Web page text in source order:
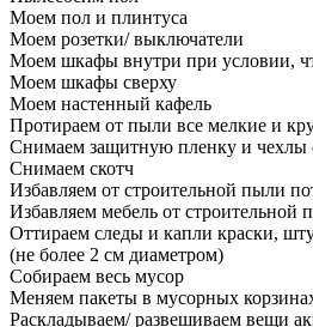
Моем пол и плинтуса
Моем розетки/ выключатели
Моем шкафы внутри при условии,
Моем шкафы сверху
Моем настенный кафель
Протираем от пыли все мелкие и
Снимаем защитную пленку и чехлы
Снимаем скотч
Избавляем от строительной пыли
Избавляем мебель от строительной
Оттираем следы и капли краски,
(не более 2 см диаметром)
Собираем весь мусор
Меняем пакеты в мусорных
Раскладываем/ развешиваем вещи